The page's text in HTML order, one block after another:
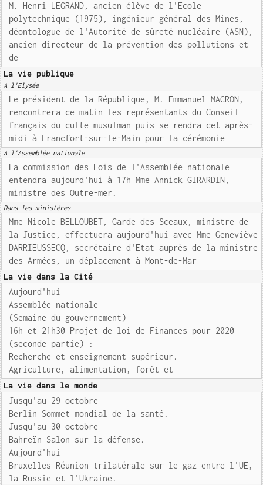
M. Henri LEGRAND, ancien élève de l'Ecole
polytechnique (1975), ingénieur général des Mines,
déontologue de l'Autorité de sûreté nucléaire (ASN),
ancien directeur de la prévention des pollutions et
de
La vie publique
A l'Elysée
Le président de la République, M. Emmanuel MACRON,
rencontrera ce matin les représentants du Conseil
français du culte musulman puis se rendra cet après-
midi à Francfort-sur-le-Main pour la cérémonie
A l'Assemblée nationale
La commission des Lois de l'Assemblée nationale
entendra aujourd'hui à 17h Mme Annick GIRARDIN,
ministre des Outre-mer.
Dans les ministères
Mme Nicole BELLOUBET, Garde des Sceaux, ministre de
la Justice, effectuera aujourd'hui avec Mme Geneviève
DARRIEUSSECQ, secrétaire d'Etat auprès de la ministre
des Armées, un déplacement à Mont-de-Mar
La vie dans la Cité
Aujourd'hui
Assemblée nationale
(Semaine du gouvernement)
16h et 21h30 Projet de loi de Finances pour 2020
(seconde partie) :
Recherche et enseignement supérieur.
Agriculture, alimentation, forêt et
La vie dans le monde
Jusqu'au 29 octobre
Berlin Sommet mondial de la santé.
Jusqu'au 30 octobre
Bahreïn Salon sur la défense.
Aujourd'hui
Bruxelles Réunion trilatérale sur le gaz entre l'UE,
la Russie et l'Ukraine.